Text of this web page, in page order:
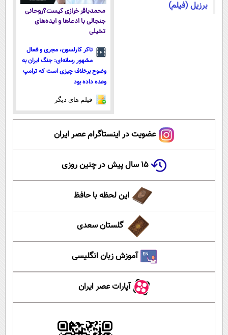
برزیل (فیلم)
محمدباقر خرازی کیست؟روحانی
جنجالی با ادعاها و ایده‌های
تخیلی
تاکر کارلسون، مجری و فعال
مشهور رسانه‌ای: جنگ ایران به
وضوح برخلاف چیزی است که ترامپ
وعده داده بود
فیلم های دیگر
عضویت در اینستاگرام عصر ایران
۱۵ سال پیش در چنین روزی
این لحظه با حافظ
گلستان سعدی
آموزش زبان انگلیسی
آپارات عصر ایران